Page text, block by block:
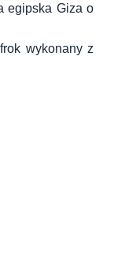
egipska Giza o
wykonany z